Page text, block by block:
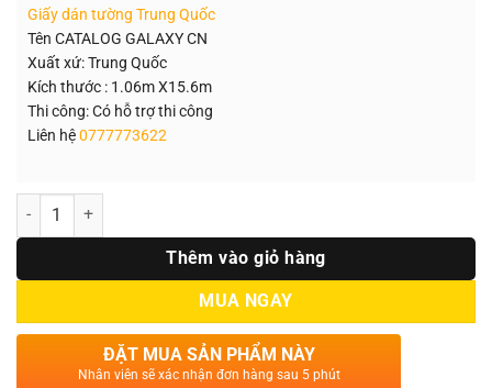
1.400.000₫.
là:
Giấy dán tường Trung Quốc
Tên CATALOG GALAXY CN
Xuất xứ: Trung Quốc
Kích thước : 1.06m X15.6m
Thi công: Có hỗ trợ thi công
Liên hệ0777773622
Số lượng
Thêm vào giỏ hàng
MUA NGAY
ĐẶT MUA SẢN PHẨM NÀY
Nhân viên sẽ xác nhận đơn hàng sau 5 phút